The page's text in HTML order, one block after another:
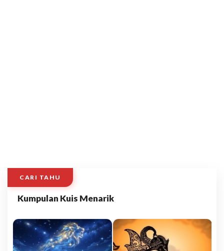
CARI TAHU
Kumpulan Kuis Menarik